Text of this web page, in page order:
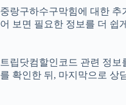
중랑구하수구막힘에 대한 추
어 보면 필요한 정보를 더 쉽
트립닷컴할인코드 관련 정
를 확인한 뒤, 마지막으로 상